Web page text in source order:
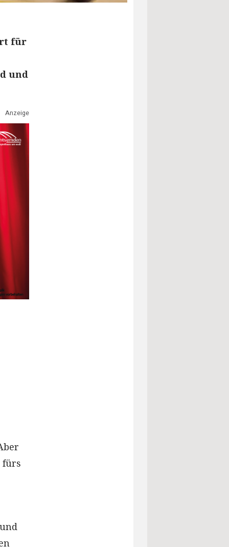
für
und
Anzeige
fürs